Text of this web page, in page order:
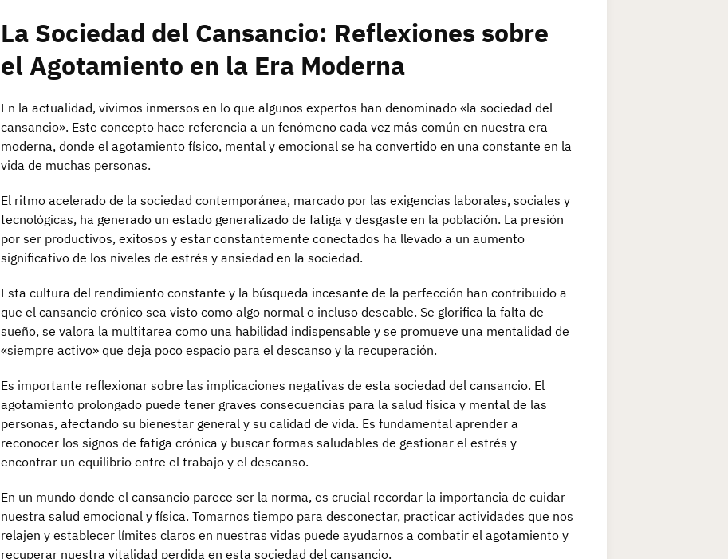
La Sociedad del Cansancio: Reflexiones sobre
el Agotamiento en la Era Moderna
En la actualidad, vivimos inmersos en lo que algunos expertos han denominado «la sociedad del
cansancio». Este concepto hace referencia a un fenómeno cada vez más común en nuestra era
moderna, donde el agotamiento físico, mental y emocional se ha convertido en una constante en la
vida de muchas personas.
El ritmo acelerado de la sociedad contemporánea, marcado por las exigencias laborales, sociales y
tecnológicas, ha generado un estado generalizado de fatiga y desgaste en la población. La presión
por ser productivos, exitosos y estar constantemente conectados ha llevado a un aumento
significativo de los niveles de estrés y ansiedad en la sociedad.
Esta cultura del rendimiento constante y la búsqueda incesante de la perfección han contribuido a
que el cansancio crónico sea visto como algo normal o incluso deseable. Se glorifica la falta de
sueño, se valora la multitarea como una habilidad indispensable y se promueve una mentalidad de
«siempre activo» que deja poco espacio para el descanso y la recuperación.
Es importante reflexionar sobre las implicaciones negativas de esta sociedad del cansancio. El
agotamiento prolongado puede tener graves consecuencias para la salud física y mental de las
personas, afectando su bienestar general y su calidad de vida. Es fundamental aprender a
reconocer los signos de fatiga crónica y buscar formas saludables de gestionar el estrés y
encontrar un equilibrio entre el trabajo y el descanso.
En un mundo donde el cansancio parece ser la norma, es crucial recordar la importancia de cuidar
nuestra salud emocional y física. Tomarnos tiempo para desconectar, practicar actividades que nos
relajen y establecer límites claros en nuestras vidas puede ayudarnos a combatir el agotamiento y
recuperar nuestra vitalidad perdida en esta sociedad del cansancio.